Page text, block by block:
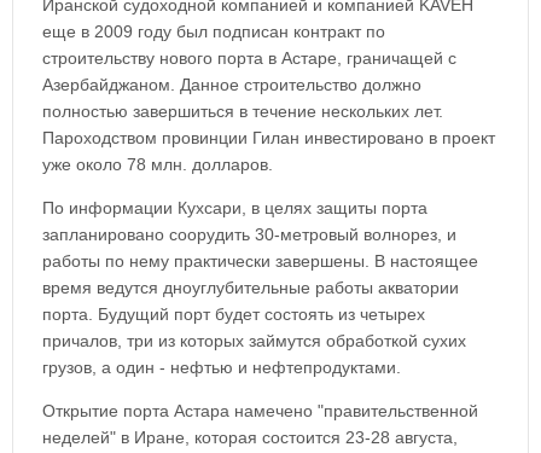
Иранской судоходной компанией и компанией KAVEH
еще в 2009 году был подписан контракт по
строительству нового порта в Астаре, граничащей с
Азербайджаном. Данное строительство должно
полностью завершиться в течение нескольких лет.
Пароходством провинции Гилан инвестировано в проект
уже около 78 млн. долларов.
По информации Кухсари, в целях защиты порта
запланировано соорудить 30-метровый волнорез, и
работы по нему практически завершены. В настоящее
время ведутся дноуглубительные работы акватории
порта. Будущий порт будет состоять из четырех
причалов, три из которых займутся обработкой сухих
грузов, а один - нефтью и нефтепродуктами.
Открытие порта Астара намечено "правительственной
неделей" в Иране, которая состоится 23-28 августа,